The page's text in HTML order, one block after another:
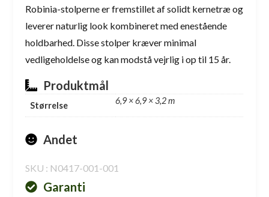
Robinia-stolperne er fremstillet af solidt kernetræ og
leverer naturlig look kombineret med enestående
holdbarhed. Disse stolper kræver minimal
vedligeholdelse og kan modstå vejrlig i op til 15 år.
Produktmål
Størrelse 6,9 × 6,9 × 3,2 m
Andet
SKU : N0417-001-001
Garanti